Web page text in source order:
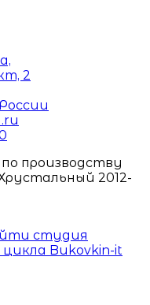
2
производству
2012-
студия
Bukovkin-it